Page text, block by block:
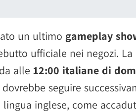
un ultimo gameplay
ufficiale nei negozi.
alle 12:00 italiane di
seguire
inglese, come